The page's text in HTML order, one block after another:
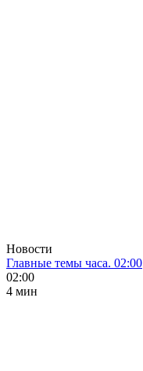
Новости
Главные темы часа. 02:00
02:00
4 мин